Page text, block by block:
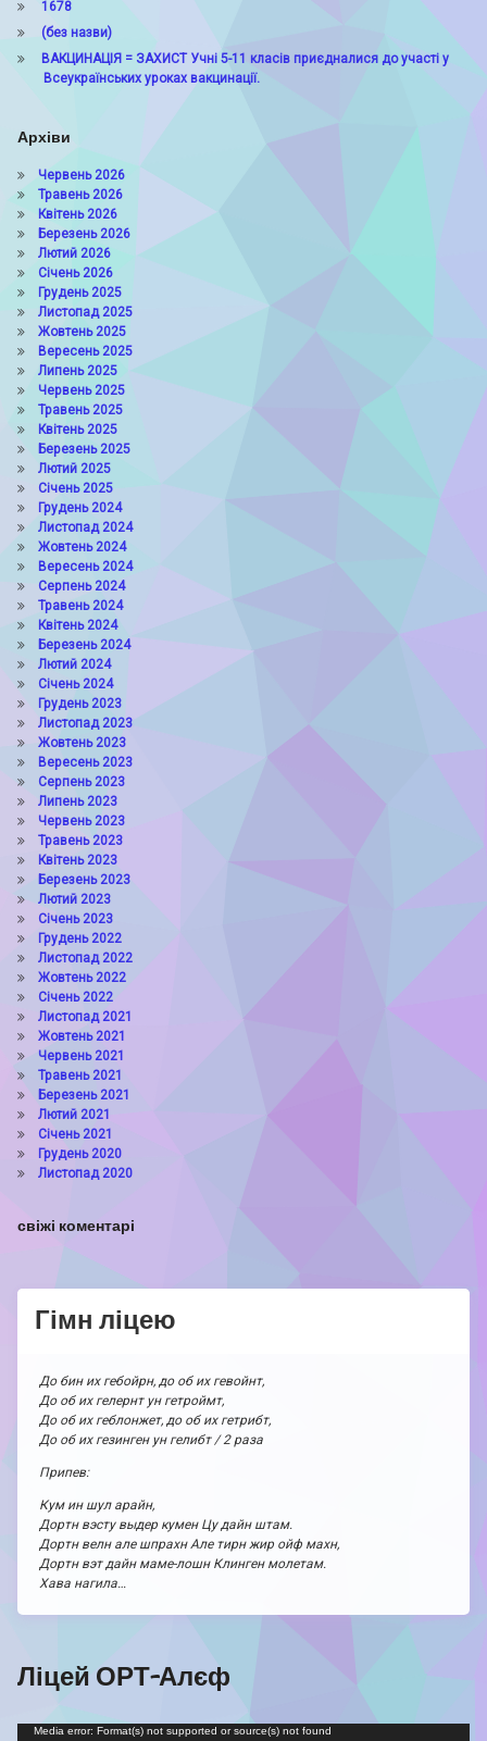
1678
(без назви)
ВАКЦИНАЦІЯ = ЗАХИСТ Учні 5-11 класів приєдналися до участі у
Всеукраїнських уроках вакцинації.
Архіви
Червень 2026
Травень 2026
Квітень 2026
Березень 2026
Лютий 2026
Січень 2026
Грудень 2025
Листопад 2025
Жовтень 2025
Вересень 2025
Липень 2025
Червень 2025
Травень 2025
Квітень 2025
Березень 2025
Лютий 2025
Січень 2025
Грудень 2024
Листопад 2024
Жовтень 2024
Вересень 2024
Серпень 2024
Травень 2024
Квітень 2024
Березень 2024
Лютий 2024
Січень 2024
Грудень 2023
Листопад 2023
Жовтень 2023
Вересень 2023
Серпень 2023
Липень 2023
Червень 2023
Травень 2023
Квітень 2023
Березень 2023
Лютий 2023
Січень 2023
Грудень 2022
Листопад 2022
Жовтень 2022
Січень 2022
Листопад 2021
Жовтень 2021
Червень 2021
Травень 2021
Березень 2021
Лютий 2021
Січень 2021
Грудень 2020
Листопад 2020
свіжі коментарі
Гімн ліцею
До бин их гебойрн, до об их гевойнт,
До об их гелернт ун гетроймт,
До об их геблонжет, до об их гетрибт,
До об их гезинген ун гелибт / 2 раза
Припев:
Кум ин шул арайн,
Дортн вэсту выдер кумен Цу дайн штам.
Дортн велн але шпрахн Але тирн жир ойф махн,
Дортн вэт дайн маме-лошн Клинген молетам.
Хава нагила…
Ліцей ОРТ-Алєф
Відеопрогравач
Media error: Format(s) not supported or source(s) not found